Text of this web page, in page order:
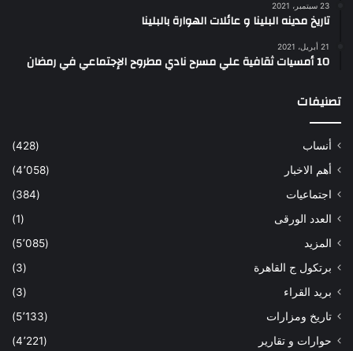
23 سبتمبر، 2021
تاريخ مدينه البلينا و عائلات الهوارة بالبلينا
21 أبريل، 2021
10 أمسيات ثقافية علي مسرح نادي مطروح الإجتماعي في رمضان
تصنيفات
أنساب
(428)
أهم الاخبار
(4٬058)
اجتماعيات
(384)
العدد الورقى
(1)
المزيد
(5٬085)
برتكول ج القاهرة
(3)
بريد القراء
(3)
تاريخ ومزارات
(5٬133)
حوارات و تقارير
(4٬221)